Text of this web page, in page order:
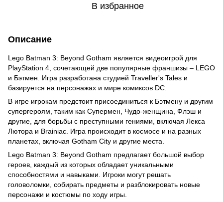
В избранное
Описание
Lego Batman 3: Beyond Gotham является видеоигрой для
PlayStation 4, сочетающей две популярные франшизы – LEGO
и Бэтмен. Игра разработана студией Traveller's Tales и
базируется на персонажах и мире комиксов DC.
В игре игрокам предстоит присоединиться к Бэтмену и другим
супергероям, таким как Супермен, Чудо-женщина, Флэш и
другие, для борьбы с преступными гениями, включая Лекса
Лютора и Brainiac. Игра происходит в космосе и на разных
планетах, включая Gotham City и другие места.
Lego Batman 3: Beyond Gotham предлагает большой выбор
героев, каждый из которых обладает уникальными
способностями и навыками. Игроки могут решать
головоломки, собирать предметы и разблокировать новые
персонажи и костюмы по ходу игры.